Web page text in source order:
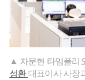
▲ 차문현 타임폴리
성환 대표이사 사장